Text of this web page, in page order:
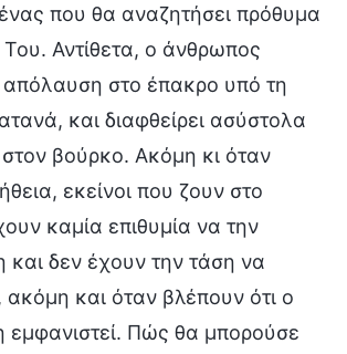
που θα αναζητήσει πρόθυμα
Αντίθετα, ο άνθρωπος
απόλαυση στο έπακρο υπό τη
και διαφθείρει ασύστολα
βούρκο. Ακόμη κι όταν
εκείνοι που ζουν στο
καμία επιθυμία να την
και δεν έχουν την τάση να
και όταν βλέπουν ότι ο
εμφανιστεί. Πώς θα μπορούσε